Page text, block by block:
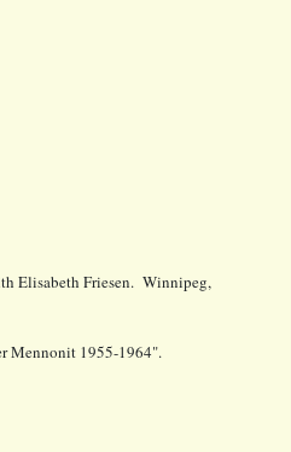
Elisabeth Friesen. Winnipeg,
Mennonit 1955-1964".